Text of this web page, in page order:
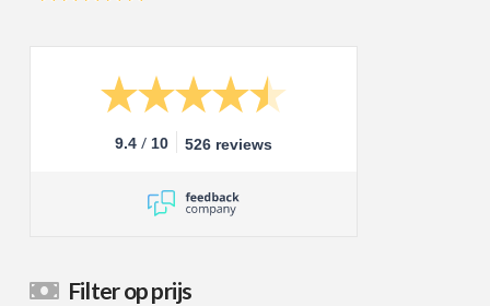
9.4 / 10 526 reviews
Filter op prijs